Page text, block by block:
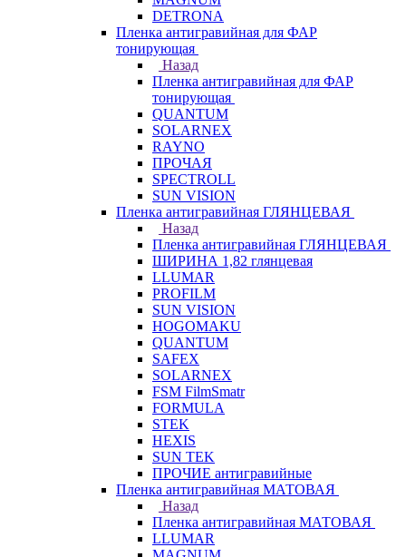
DETRONA
Пленка антигравийная для ФАР
тонирующая
Назад
Пленка антигравийная для ФАР
тонирующая
QUANTUM
SOLARNEX
RAYNO
ПРОЧАЯ
SPECTROLL
SUN VISION
Пленка антигравийная ГЛЯНЦЕВАЯ
Назад
Пленка антигравийная ГЛЯНЦЕВАЯ
ШИРИНА 1,82 глянцевая
LLUMAR
PROFILM
SUN VISION
HOGOMAKU
QUANTUM
SAFEX
SOLARNEX
FSM FilmSmatr
FORMULA
STEK
HEXIS
SUN TEK
ПРОЧИЕ антигравийные
Пленка антигравийная МАТОВАЯ
Назад
Пленка антигравийная МАТОВАЯ
LLUMAR